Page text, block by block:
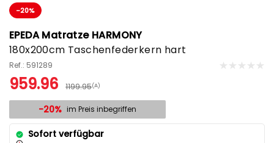
-20%
EPEDA Matratze HARMONY
180x200cm Taschenfederkern hart
Ref.: 591289
959.96 1199.95(A)
-20% im Preis inbegriffen
Sofort verfügbar